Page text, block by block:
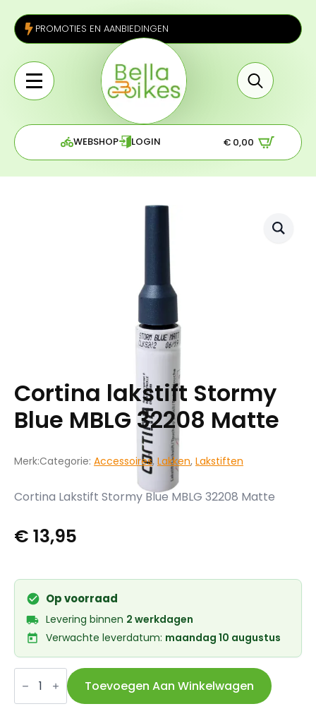
PROMOTIES EN AANBIEDINGEN
for:
WEBSHOP LOGIN € 0,00
Cortina lakstift Stormy
Blue MBLG 32208 Matte
Merk:Categorie: Accessoires, Lakken, Lakstiften
Cortina Lakstift Stormy Blue MBLG 32208 Matte
€ 13,95
Op voorraad
Levering binnen 2 werkdagen
Verwachte leverdatum: maandag 10 augustus
Cortina
lakstift
Stormy
Blue
Toevoegen Aan Winkelwagen